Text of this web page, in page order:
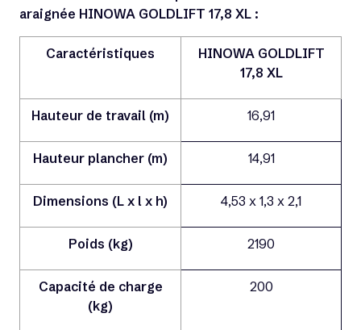
araignée HINOWA GOLDLIFT 17,8 XL :
Caractéristiques
HINOWA GOLDLIFT
17,8 XL
Hauteur de travail (m) 16,91
Hauteur plancher (m) 14,91
Dimensions (L x l x h) 4,53 x 1,3 x 2,1
Poids (kg) 2190
Capacité de charge
(kg)
200